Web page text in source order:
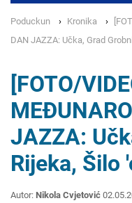
Poduckun Kronika
DAN JAZZA: Učka, Grad
[FOTO/
JAZZA:
Rijeka, Šilo
Autor: Nikola Cvjetović